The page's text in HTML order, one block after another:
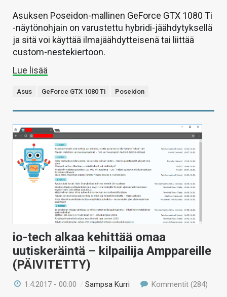
Asuksen Poseidon-mallinen GeForce GTX 1080 Ti
-näytönohjain on varustettu hybridi-jäähdytyksellä
ja sitä voi käyttää ilmajäähdytteisenä tai liittää
custom-nestekiertoon.
Lue lisää
Asus GeForce GTX 1080 Ti Poseidon
io-tech alkaa kehittää omaa
uutiskeräintä – kilpailija Amppareille
(PÄIVITETTY)
1.4.2017 - 00:00 /Sampsa Kurri Kommentit (284)